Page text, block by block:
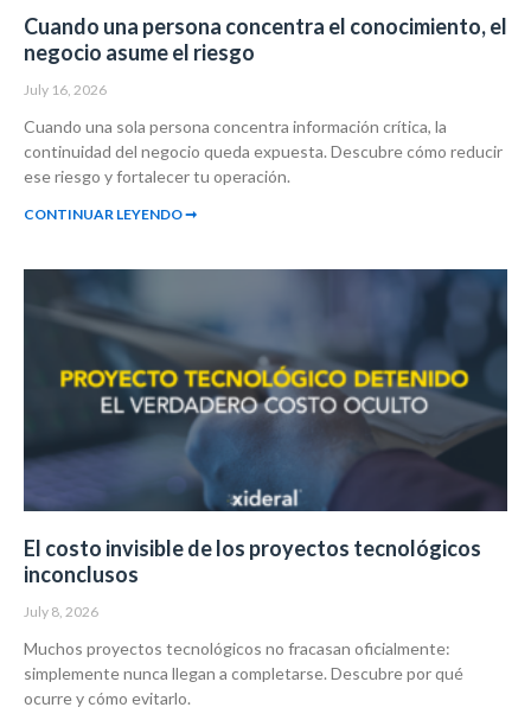
Cuando una persona concentra el conocimiento, el
negocio asume el riesgo
July 16, 2026
Cuando una sola persona concentra información crítica, la
continuidad del negocio queda expuesta. Descubre cómo reducir
ese riesgo y fortalecer tu operación.
CONTINUAR LEYENDO ➞
El costo invisible de los proyectos tecnológicos
inconclusos
July 8, 2026
Muchos proyectos tecnológicos no fracasan oficialmente:
simplemente nunca llegan a completarse. Descubre por qué
ocurre y cómo evitarlo.